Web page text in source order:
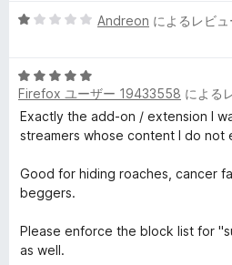
c
h
の
レ
ビ
ュ
価
5
中
1
の
評
Andreon によるレビ
5
段
階
中
の
評
Firefox ユーザー 19433558 による
Exactly the add-on / extension I
streamers whose content I do not
Good for hiding roaches, cancer
beggers.
Please enforce the block list for
as well.